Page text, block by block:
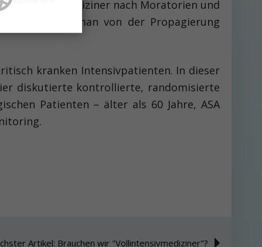
Intensivmediziner nach Moratorien und
sieht man von der Propagierung
kranken Intensivpatienten. In dieser
diskutierte kontrollierte, randomisierte
Patienten – älter als 60 Jahre, ASA
Artikel: Brauchen wir "Vollintensivmediziner"?